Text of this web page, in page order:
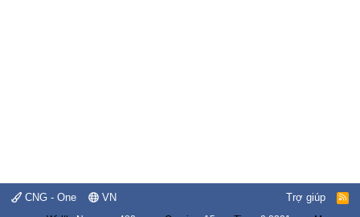
CNG - One VN Trợ giúp
R